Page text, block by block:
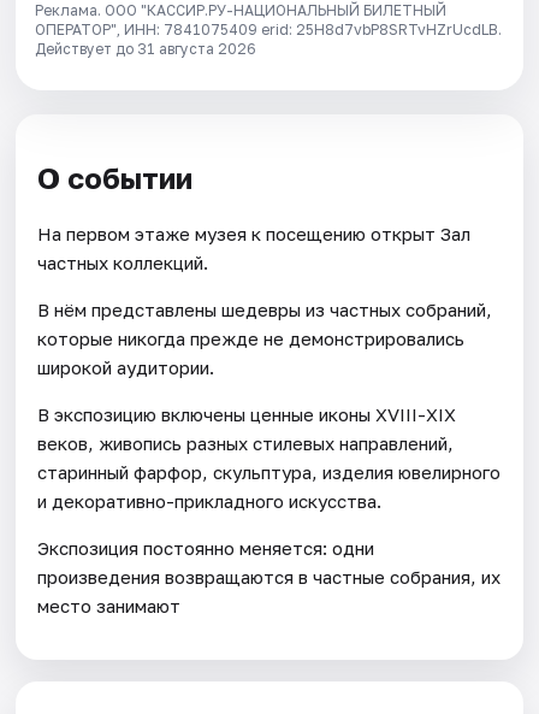
Реклама. ООО "КАССИР.РУ-НАЦИОНАЛЬНЫЙ БИЛЕТНЫЙ
ОПЕРАТОР", ИНН: 7841075409 erid: 25H8d7vbP8SRTvHZrUcdLB.
Действует до 31 августа 2026
О событии
На первом этаже музея к посещению открыт Зал
частных коллекций.
В нём представлены шедевры из частных собраний,
которые никогда прежде не демонстрировались
широкой аудитории.
В экспозицию включены ценные иконы ХVIII-XIX
веков, живопись разных стилевых направлений,
старинный фарфор, скульптура, изделия ювелирного
и декоративно-прикладного искусства.
Экспозиция постоянно меняется: одни
произведения возвращаются в частные собрания, их
место занимают